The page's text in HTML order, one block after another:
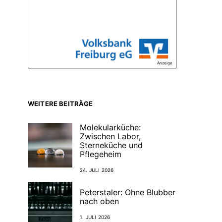
Anzeige
WEITERE BEITRÄGE
Molekularküche:
Zwischen Labor,
Sterneküche und
Pflegeheim
24. JULI 2026
Peterstaler: Ohne Blubber
nach oben
1. JULI 2026